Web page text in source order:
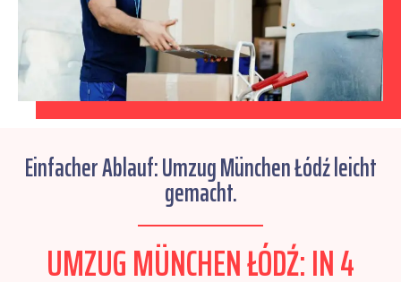
Einfacher Ablauf: Umzug München Łódź leicht
gemacht.
UMZUG MÜNCHEN ŁÓDŹ: IN 4